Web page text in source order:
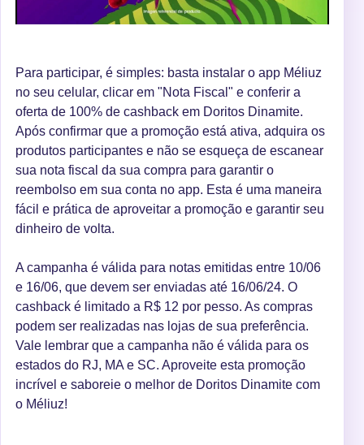
Para participar, é simples: basta instalar o app Méliuz
no seu celular, clicar em "Nota Fiscal" e conferir a
oferta de 100% de cashback em Doritos Dinamite.
Após confirmar que a promoção está ativa, adquira os
produtos participantes e não se esqueça de escanear
sua nota fiscal da sua compra para garantir o
reembolso em sua conta no app. Esta é uma maneira
fácil e prática de aproveitar a promoção e garantir seu
dinheiro de volta.
A campanha é válida para notas emitidas entre 10/06
e 16/06, que devem ser enviadas até 16/06/24. O
cashback é limitado a R$ 12 por pesso. As compras
podem ser realizadas nas lojas de sua preferência.
Vale lembrar que a campanha não é válida para os
estados do RJ, MA e SC. Aproveite esta promoção
incrível e saboreie o melhor de Doritos Dinamite com
o Méliuz!